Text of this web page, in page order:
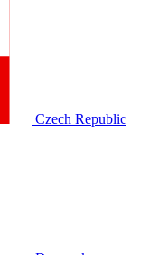
Czech Republic